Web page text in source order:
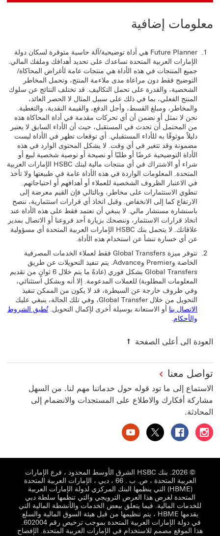
معلومات إضافية
Future Planner هي أداة توضيحية/آلة حاسبة متوفرة لسكان دولة
الإمارات العربية المتحدة تساعدك على تحديد أهدافك وملفك المالي.
جميع المنتجات في هذه الأداة هي منتجات عامة لأغراض المحاكاة/
التوضيح فقط دون مراعاة مدى ملاءمة المنتج، وتحمل المخاطر
الشخصية، والقدرة على تحمل التكاليف. قد تختلف النتائج عن سلوك
المنتج الفعلي، بما في ذلك على سبيل المثال لا الحصر العائد،
والمخاطر، ومبلغ القسط، وأجل الدفع، والقيمة النقدية، والتغطية.
نحن لا نمثل أو نضمن أن أي تحركات مقدمة في أداة المحاكاة هذه
من المحتمل أن تحدث في المستقبل، حيث أن الأداء السابق لا يعتبر
دليلاً موثوقًا به للأداء المستقبلي. أي توقعات تظهر في الأداة ليست
مضمونة وقد تتغير في أي وقت. لا يشكل المحتوى الوارد في هذه
الأداة التوضيحية عرضًا أو طلبًا أو نصيحة أو توصية شخصية لبيع أو
شراء أو الاشتراك في أي منتجات مالية لبنك HSBC الإمارات العربية
المتحدة. المعلومات الواردة في هذه الأداة عامة في طبيعتها ولا تأخذ
في الاعتبار الظروف الشخصية للعملاء أو أهدافهم أو احتياجاتهم.
تنطوي الاستثمارات على مخاطر، وبالتالي فإن القيم معرضة إلى
الارتفاع كما إلى الانخفاض. وقبل اتخاذ أي قرارات استثمارية، ننصح
باستشارة مستشار مالي. لا ينبغي أن تعتمد فقط على هذه الأداة عند
اتخاذ قرارات الاستثمار، وننصحك بزيارة أحد فروعنا أو الاتصال بمدير
علاقاتك. لا يتحمل بنك HSBC الإمارات العربية المتحدة أي مسؤولية
عن أي خسارة تنشأ عن استخدام هذه الأداة.
تتوفر ميزة Global Transfers فقط لعملاء ‏‫الخدمات المصرفية
الخاصة وPremier وAdvance. يتم تنفيذ التحويلات عن طريق
Global Transfers بشكل فوري (عادةً ما يتم خلال 6 ثوانٍ من تقديم
المعلومات المطلوبة) للعملات المدعومة. إلا أنه وبشكل استثنائي،
وفي ظروف خارجة عن السيطرة، قد لا يكون من الممكن تنفيذ
التحويل من خلال Global Transfer، وفي تلك الحالة، ينبغي عليك
الاتصال بنا أو الاستعانة بوسيلة أخرى لإكمال التحويل.‏‫تُطبق الشروط
والأحكام.
العودة الى أعلى الصفحة
تواصل معنا
الاستماع إلى ما تود قوله حول خدماتنا مهم لنا. من السهل
مشاركة أفكارك والاطلاع على المستجدات والانضمام إلى
المحادثة.
بنك HSBC الإمارات العربية المتحدة على إنستغرام سيتم فتح هذا الرابط في نافذة جديدة
بنك HSBC الإمارات العربية المتحدة على فيسبوك سيتم فتح هذا الرابط في نافذة جديدة بنك HSBC الإمارات العربية المتحدة على تويتر سيتم فتح هذا الرابط في نافذة جديدة بنك HSBC الإمارات العربية المتحدة على يوتيوب سيتم فتح هذا الرابط في نافذة جديدة
© 2026. بنك HSBC الشرق الأوسط المحدود ، فرع الإمارات
العربية المتحدة ، ص. ب . 66 ، دبي ، الإمارات العربية المتحدة
(HBME) التي ينظمها البنك المركزي لدولة الإمارات العربية
المتحدة لغرض هذا العرض الترويجي والتي تنظمها سلطة دبي
للخدمات المالية. فيما يتعلق ببعض الخدمات والأنشطة المالية التي
يقدمها HBME ، يتم تنظيمها من قبل هيئة السوق المالية والسلع
في دولة الإمارات العربية المتحدة بموجب ترخيص رقم 602004.
هذا الموقع مصمم للاستخدام في الإمارات العربية المتحدة. ‬‏‫ الإفصاح